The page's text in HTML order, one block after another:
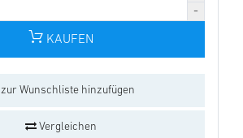
KAUFEN
zur Wunschliste hinzufügen
Vergleichen